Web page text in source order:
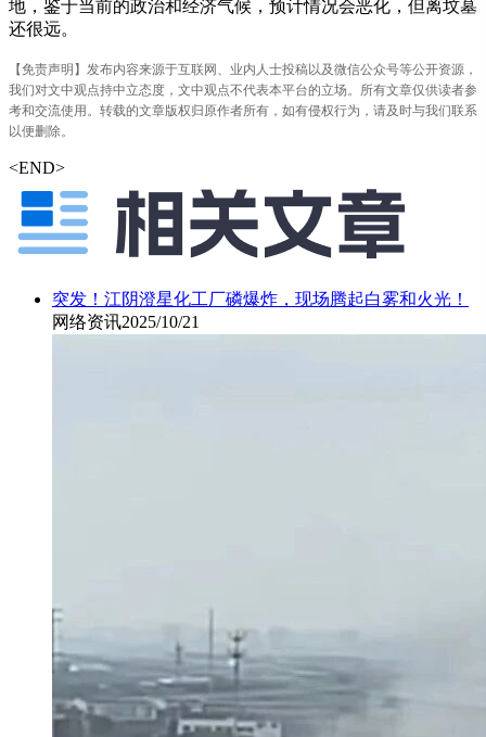
地，鉴于当前的政治和经济气候，预计情况会恶化，但离坟墓
还很远。
【免责声明】发布内容来源于互联网、业内人士投稿以及微信公众号等公开资源，
我们对文中观点持中立态度，文中观点不代表本平台的立场。所有文章仅供读者参
考和交流使用。转载的文章版权归原作者所有，如有侵权行为，请及时与我们联系
以便删除。
<END>
突发！江阴澄星化工厂磷爆炸，现场腾起白雾和火光！
网络资讯2025/10/21